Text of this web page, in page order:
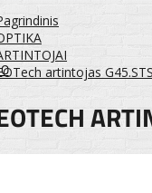
artintojas G45.STS